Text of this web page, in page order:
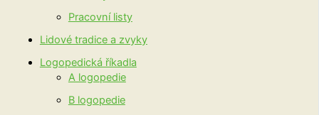
Pracovní listy
Lidové tradice a zvyky
Logopedická říkadla
A logopedie
B logopedie